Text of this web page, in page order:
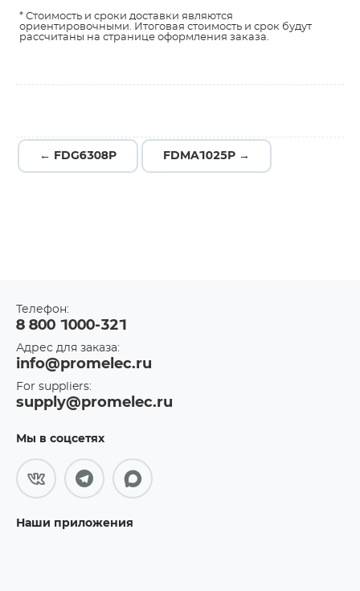
* Стоимость и сроки доставки являются
ориентировочными. Итоговая стоимость и срок будут
рассчитаны на странице оформления заказа.
← FDG6308P FDMA1025P →
Телефон:
8 800 1000-321
Адрес для заказа:
info@promelec.ru
For suppliers:
supply@promelec.ru
Мы в соцсетях
Наши приложения